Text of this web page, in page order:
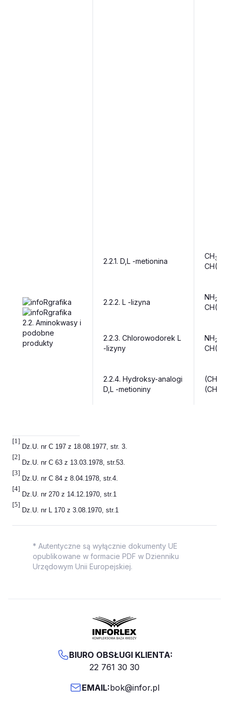
2.2. Aminokwasy i
podobne
produkty
2.2.1. D,L -metionina
CH3
CH(NH
2.2.2. L -lizyna
NH2-
CH(NH
2.2.3. Chlorowodorek L
-lizyny
NH2
CH(NH
2.2.4. Hydroksy-analogi
D,L -metioniny
(CH
[1]
Dz.U. nr C 197 z 18.08.1977, str. 3.
[2]
Dz.U. nr C 63 z 13.03.1978, str.53.
[3]
Dz.U. nr C 84 z 8.04.1978, str.4.
[4]
Dz.U. nr 270 z 14.12.1970, str.1
[5]
Dz.U. nr L 170 z 3.08.1970, str.1
* Autentyczne są wyłącznie dokumenty UE
opublikowane w formacie PDF w Dzienniku
Urzędowym Unii Europejskiej.
BIURO OBSŁUGI KLIENTA:
22 761 30 30
EMAIL:bok@infor.pl